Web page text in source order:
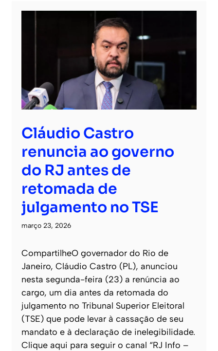
Cláudio Castro
renuncia ao governo
do RJ antes de
retomada de
julgamento no TSE
março 23, 2026
CompartilheO governador do Rio de
Janeiro, Cláudio Castro (PL), anunciou
nesta segunda-feira (23) a renúncia ao
cargo, um dia antes da retomada do
julgamento no Tribunal Superior Eleitoral
(TSE) que pode levar à cassação de seu
mandato e à declaração de inelegibilidade.
Clique aqui para seguir o canal “RJ Info –